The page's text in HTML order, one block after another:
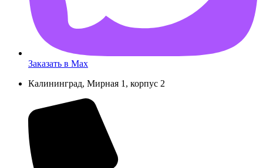
Заказать в Max
Калининград, Мирная 1, корпус 2